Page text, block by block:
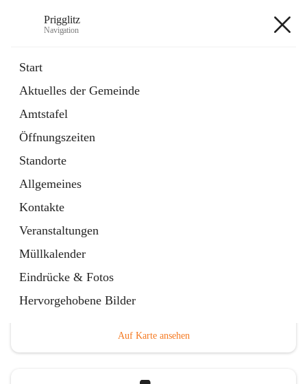
Prigglitz
Navigation
Start
Aktuelles der Gemeinde
Amtstafel
Öffnungszeiten
Standorte
Allgemeines
Kontakte
Veranstaltungen
Müllkalender
Eindrücke & Fotos
Hervorgehobene Bilder
Externe Webseite
in
Tab
Gemeindezeitung
Ordner
öffnet
in
neuem
Tab
Hauptadresse
Auf Karte ansehen